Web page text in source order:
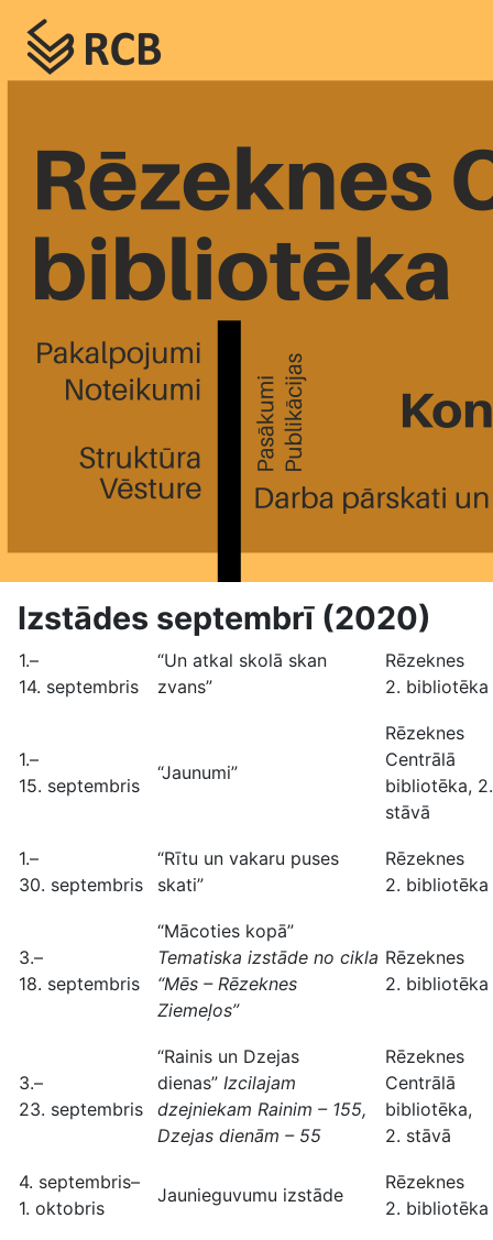
Izstādes septembrī (2020)
1.–
14. septembris
“Un atkal skolā skan
zvans”
Rēzeknes
2. bibliotēka
1.–
15. septembris
“Jaunumi”
Rēzeknes
Centrālā
bibliotēka, 2.
stāvā
1.–
30. septembris
“Rītu un vakaru puses
skati”
Rēzeknes
2. bibliotēka
3.–
18. septembris
“Mācoties kopā”
Tematiska izstāde no cikla
“Mēs – Rēzeknes
Ziemeļos”
Rēzeknes
2. bibliotēka
3.–
23. septembris
“Rainis un Dzejas
dienas” Izcilajam
dzejniekam Rainim – 155,
Dzejas dienām – 55
Rēzeknes
Centrālā
bibliotēka,
2. stāvā
4. septembris–
1. oktobris
Jaunieguvumu izstāde
Rēzeknes
2. bibliotēka